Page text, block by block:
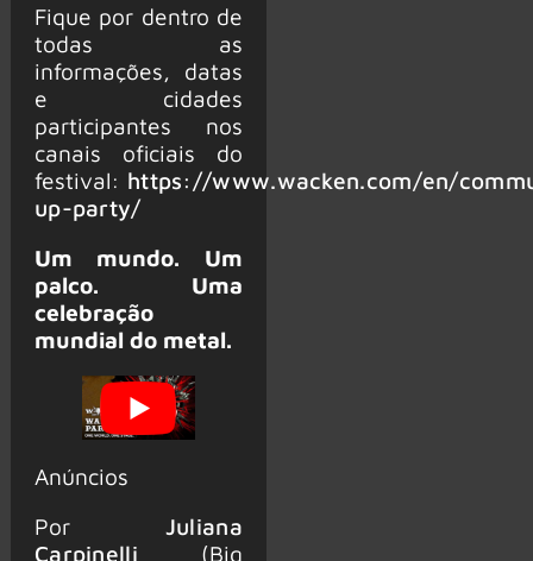
Fique por dentro de
todas as
informações, datas
e cidades
participantes nos
canais oficiais do
festival: https://www.wacken.com/en/
up-party/
Um mundo. Um
palco. Uma
celebração
mundial do metal.
Anúncios
Por Juliana
Carpinelli (Big